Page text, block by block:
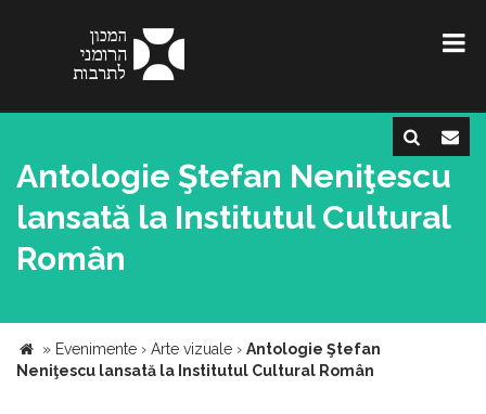
Antologie Ştefan Neniţescu
lansată la Institutul Cultural
Român
» Evenimente › Arte vizuale › Antologie Ştefan
Neniţescu lansată la Institutul Cultural Român